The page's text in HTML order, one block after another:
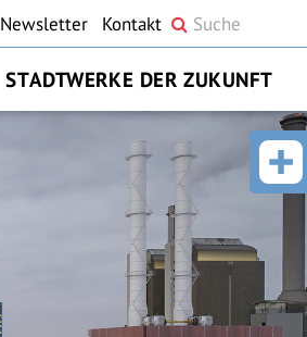
Newsletter Kontakt
STADTWERKE DER ZUKUNFT